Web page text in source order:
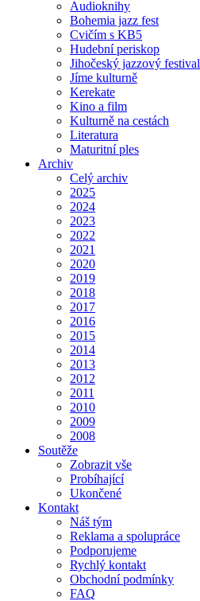
Audioknihy
Bohemia jazz fest
Cvičím s KB5
Hudební periskop
Jihočeský jazzový festival
Jíme kulturně
Kerekate
Kino a film
Kulturně na cestách
Literatura
Maturitní ples
Archiv
Celý archiv
2025
2024
2023
2022
2021
2020
2019
2018
2017
2016
2015
2014
2013
2012
2011
2010
2009
2008
Soutěže
Zobrazit vše
Probíhající
Ukončené
Kontakt
Náš tým
Reklama a spolupráce
Podporujeme
Rychlý kontakt
Obchodní podmínky
FAQ